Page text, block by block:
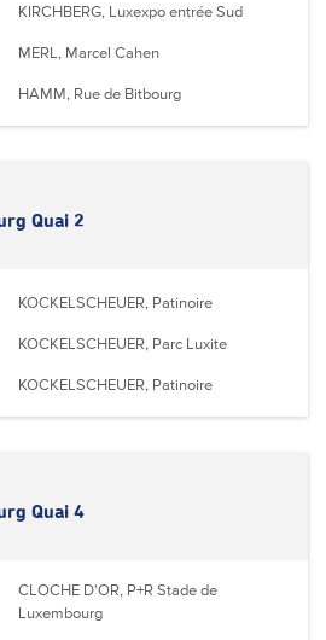
KIRCHBERG, Luxexpo entrée Sud
MERL, Marcel Cahen
HAMM, Rue de Bitbourg
Quai 2
KOCKELSCHEUER, Patinoire
KOCKELSCHEUER, Parc Luxite
KOCKELSCHEUER, Patinoire
Quai 4
CLOCHE D'OR, P+R Stade de
Luxembourg